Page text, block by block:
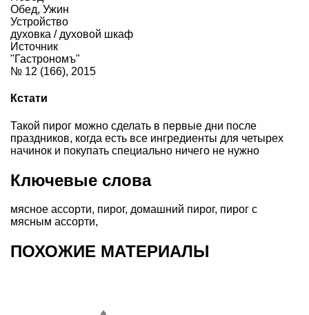
Обед, Ужин
Устройство
духовка / духовой шкаф
Источник
"Гастрономъ"
№ 12 (166), 2015
Кстати
Такой пирог можно сделать в первые дни после
праздников, когда есть все ингредиенты для четырех
начинок и покупать специально ничего не нужно
Ключевые слова
мясное ассорти, пирог, домашний пирог, пирог с
мясным ассорти,
ПОХОЖИЕ МАТЕРИАЛЫ